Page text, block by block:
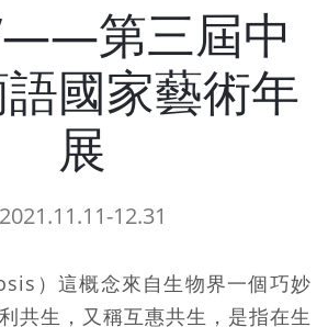
第三屆中
國家藝術年
展
2021.11.11-12.31
）這概念來自生物界一個巧妙
共生，又稱互惠共生，是指在生